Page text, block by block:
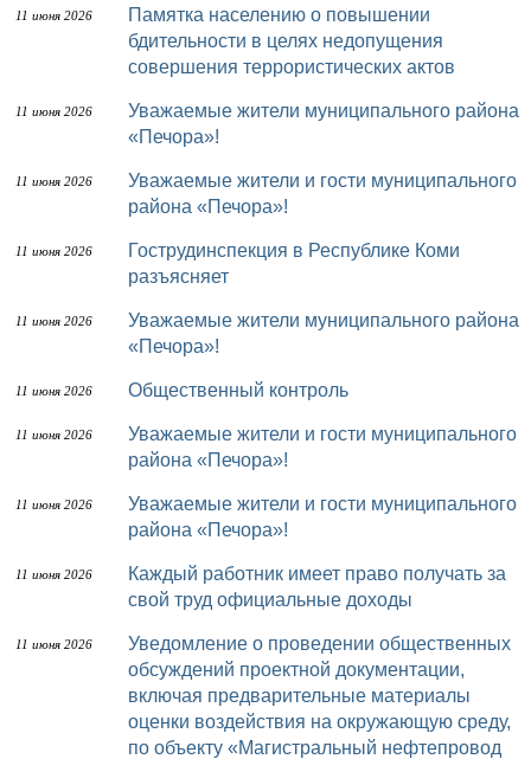
11 июня 2026
Памятка населению о повышении
бдительности в целях недопущения
совершения террористических актов
11 июня 2026
Уважаемые жители муниципального района
«Печора»!
11 июня 2026
Уважаемые жители и гости муниципального
района «Печора»!
11 июня 2026
Гострудинспекция в Республике Коми
разъясняет
11 июня 2026
Уважаемые жители муниципального района
«Печора»!
11 июня 2026 Общественный контроль
11 июня 2026
Уважаемые жители и гости муниципального
района «Печора»!
11 июня 2026
Уважаемые жители и гости муниципального
района «Печора»!
11 июня 2026
Каждый работник имеет право получать за
свой труд официальные доходы
11 июня 2026
Уведомление о проведении общественных
обсуждений проектной документации,
включая предварительные материалы
оценки воздействия на окружающую среду,
по объекту «Магистральный нефтепровод